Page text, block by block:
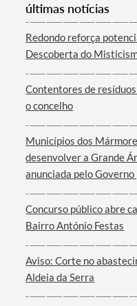
Filtros
últimas notícias
Redondo reforça
Descoberta do
Contentores de
o concelho
Municípios dos
desenvolver a Grande
anunciada pelo
Concurso público abre
Bairro António Festas
Aviso: Corte no
Aldeia da Serra